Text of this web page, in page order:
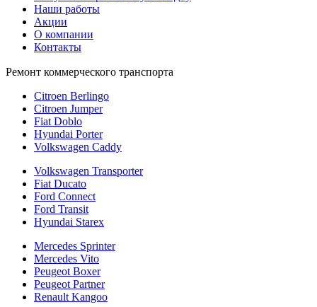
Наши работы
Акции
О компании
Контакты
Ремонт коммерческого транспорта
Citroen Berlingo
Citroen Jumper
Fiat Doblo
Hyundai Porter
Volkswagen Caddy
Volkswagen Transporter
Fiat Ducato
Ford Connect
Ford Transit
Hyundai Starex
Mercedes Sprinter
Mercedes Vito
Peugeot Boxer
Peugeot Partner
Renault Kangoo